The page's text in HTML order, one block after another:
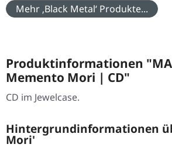
Mehr ‚Black Metal‘ Produkte...
Produktinformationen
Memento Mori | CD"
CD im Jewelcase.
Hintergrundinformationen
Mori'